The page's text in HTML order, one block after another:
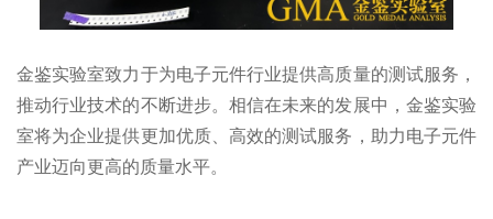
金鉴实验室致力于为电子元件行业提供高质量的测试服务，
推动行业技术的不断进步。相信在未来的发展中，金鉴实验
室将为企业提供更加优质、高效的测试服务，助力电子元件
产业迈向更高的质量水平。